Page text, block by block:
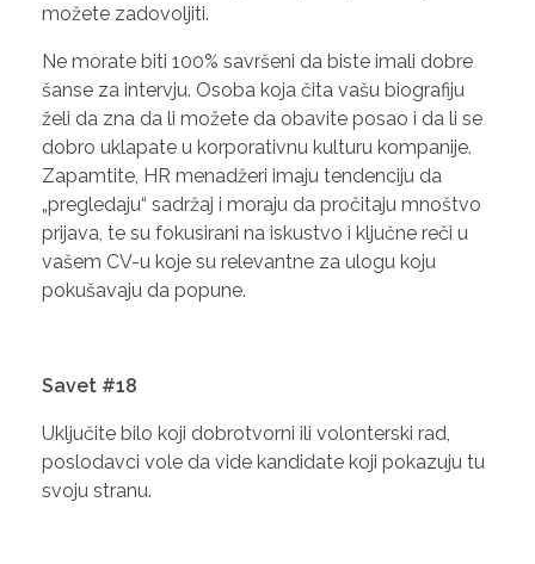
možete zadovoljiti.
Ne morate biti 100% savršeni da biste imali dobre
šanse za intervju. Osoba koja čita vašu biografiju
želi da zna da li možete da obavite posao i da li se
dobro uklapate u korporativnu kulturu kompanije.
Zapamtite, HR menadžeri imaju tendenciju da
„pregledaju“ sadržaj i moraju da pročitaju mnoštvo
prijava, te su fokusirani na iskustvo i ključne reči u
vašem CV-u koje su relevantne za ulogu koju
pokušavaju da popune.
Savet #18
Uključite bilo koji dobrotvorni ili volonterski rad,
poslodavci vole da vide kandidate koji pokazuju tu
svoju stranu.